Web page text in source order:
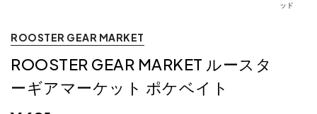
ッド
ROOSTER GEAR MARKET
ROOSTER GEAR MARKET ルースタ
ーギアマーケット ポケベイト